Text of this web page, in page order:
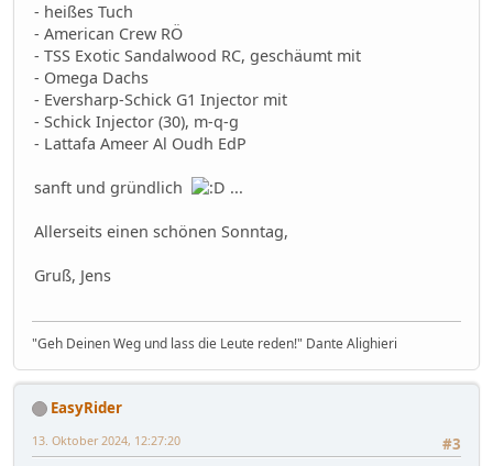
- heißes Tuch
- American Crew RÖ
- TSS Exotic Sandalwood RC, geschäumt mit
- Omega Dachs
- Eversharp-Schick G1 Injector mit
- Schick Injector (30), m-q-g
- Lattafa Ameer Al Oudh EdP
sanft und gründlich ...
Allerseits einen schönen Sonntag,
Gruß, Jens
"Geh Deinen Weg und lass die Leute reden!" Dante Alighieri
EasyRider
#3
13. Oktober 2024, 12:27:20